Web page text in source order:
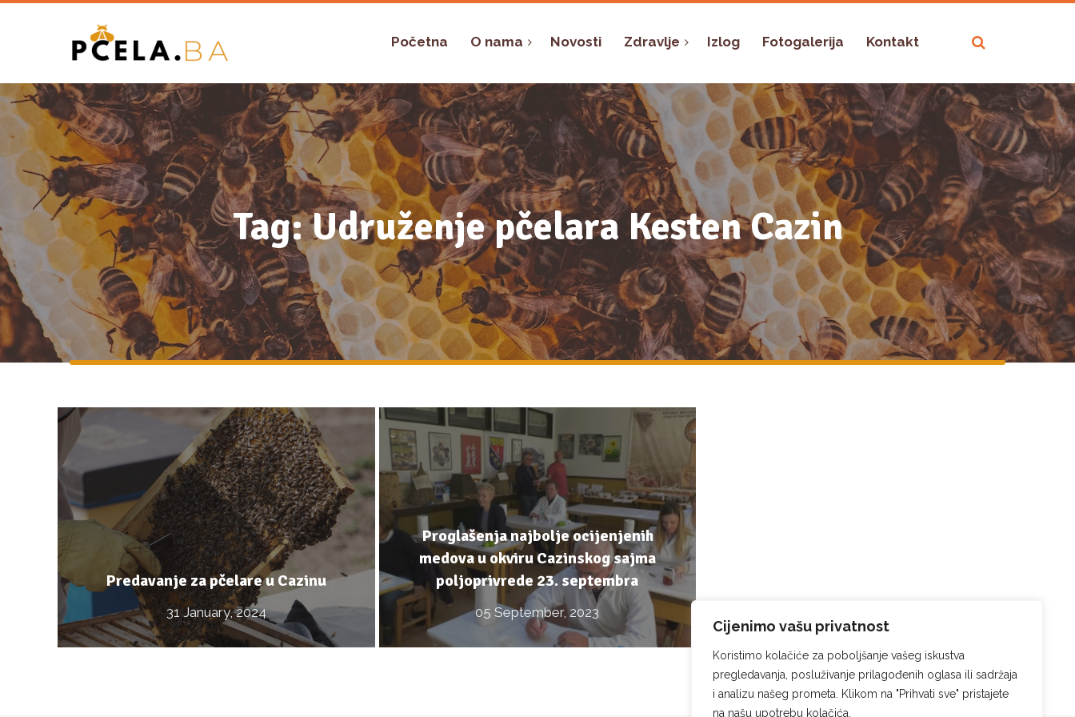
Cijenimo vašu privatnost
Koristimo kolačiće za poboljšanje vašeg iskustva
pregledavanja, posluživanje prilagođenih oglasa ili sadržaja
i analizu našeg prometa. Klikom na "Prihvati sve" pristajete
na našu upotrebu kolačića.
Početna O nama Novosti Zdravlje Izlog Fotogalerija Kontakt
Tag: Udruženje pčelara Kesten Cazin
Predavanje za pčelare u Cazinu
31 January, 2024
Proglašenja najbolje ocijenjenih
medova u okviru Cazinskog sajma
poljoprivrede 23. septembra
05 September, 2023